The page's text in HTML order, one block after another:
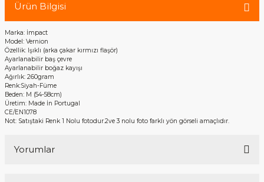
Ürün Bilgisi
Marka: İmpact
Model: Vernion
Özellik: Işıklı (arka çakar kırmızı flaşör)
Ayarlanabilir baş çevre
Ayarlanabilir boğaz kayışı
Ağırlık: 260gram
Renk:Siyah-Füme
Beden: M (54-58cm)
Üretim: Made İn Portugal
CE/EN1078
Not: Satıştaki Renk 1 Nolu fotodur.2ve 3 nolu foto farklı yön görseli amaçlıdır.
Yorumlar